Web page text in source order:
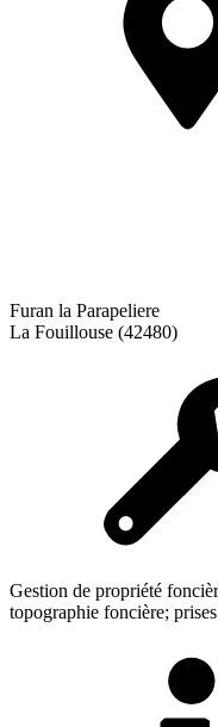
Furan la Parapeliere
La Fouillouse (42480)
Gestion de propriété
topographie foncière;